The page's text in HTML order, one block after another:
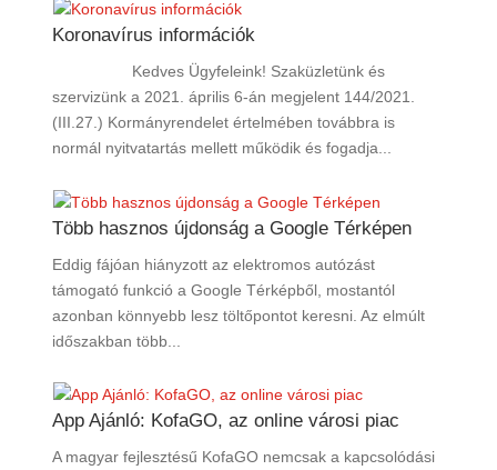
Koronavírus információk
Kedves Ügyfeleink! Szaküzletünk és
szervizünk a 2021. április 6-án megjelent 144/2021.
(III.27.) Kormányrendelet értelmében továbbra is
normál nyitvatartás mellett működik és fogadja...
Több hasznos újdonság a Google Térképen
Eddig fájóan hiányzott az elektromos autózást
támogató funkció a Google Térképből, mostantól
azonban könnyebb lesz töltőpontot keresni. Az elmúlt
időszakban több...
App Ajánló: KofaGO, az online városi piac
A magyar fejlesztésű KofaGO nemcsak a kapcsolódási